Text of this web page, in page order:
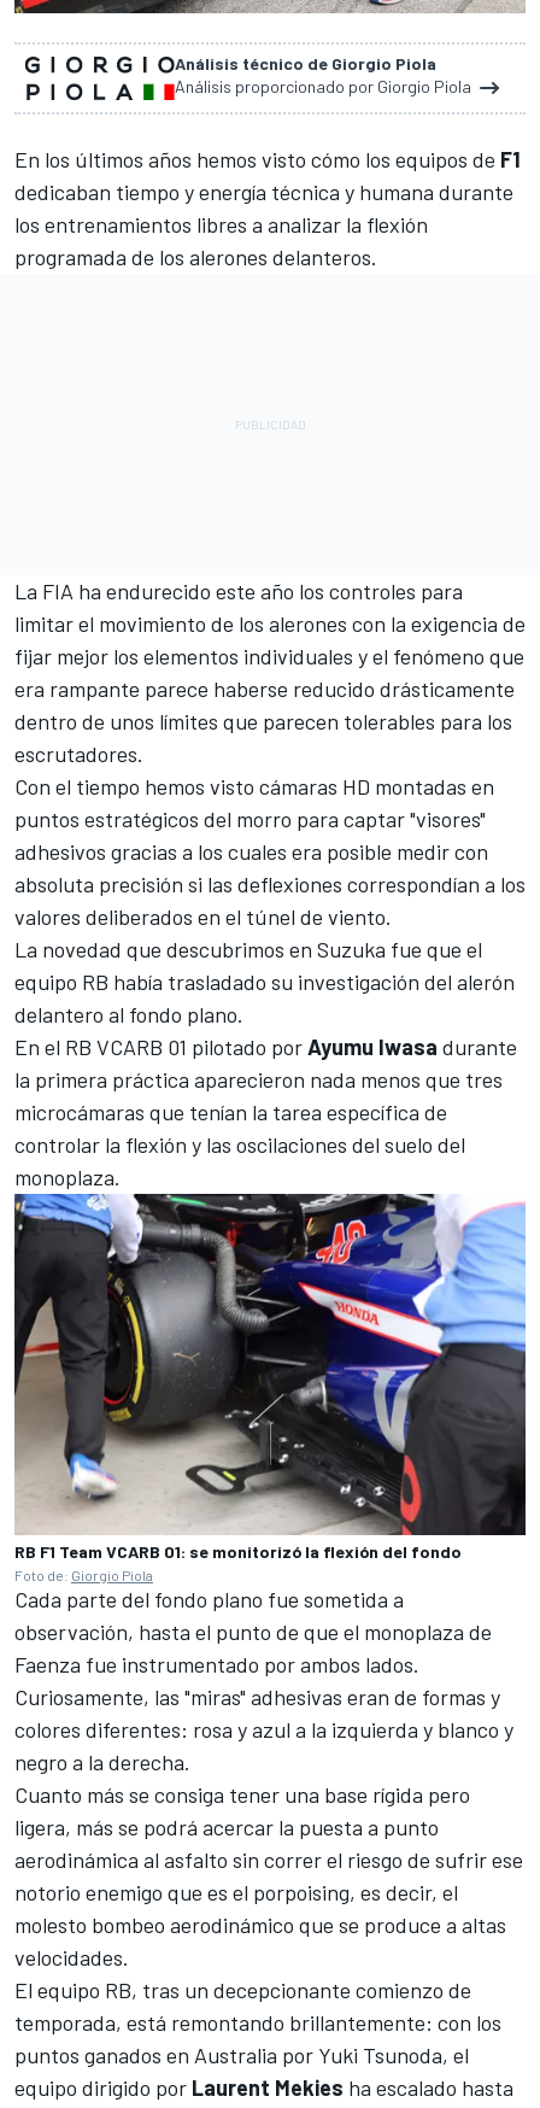
Análisis técnico de Giorgio Piola
Análisis proporcionado por Giorgio Piola
En los últimos años hemos visto cómo los equipos de F1
dedicaban tiempo y energía técnica y humana durante
los entrenamientos libres a analizar la flexión
programada de los alerones delanteros.
La FIA ha endurecido este año los controles para
limitar el movimiento de los alerones con la exigencia de
fijar mejor los elementos individuales y el fenómeno que
era rampante parece haberse reducido drásticamente
dentro de unos límites que parecen tolerables para los
escrutadores.
Con el tiempo hemos visto cámaras HD montadas en
puntos estratégicos del morro para captar "visores"
adhesivos gracias a los cuales era posible medir con
absoluta precisión si las deflexiones correspondían a los
valores deliberados en el túnel de viento.
La novedad que descubrimos en Suzuka fue que el
equipo RB había trasladado su investigación del alerón
delantero al fondo plano.
En el RB VCARB 01 pilotado porAyumu Iwasa durante
la primera práctica aparecieron nada menos que tres
microcámaras que tenían la tarea específica de
controlar la flexión y las oscilaciones del suelo del
monoplaza.
RB F1 Team VCARB 01: se monitorizó la flexión del fondo
Foto de: Giorgio Piola
Cada parte del fondo plano fue sometida a
observación, hasta el punto de que el monoplaza de
Faenza fue instrumentado por ambos lados.
Curiosamente, las "miras" adhesivas eran de formas y
colores diferentes: rosa y azul a la izquierda y blanco y
negro a la derecha.
Cuanto más se consiga tener una base rígida pero
ligera, más se podrá acercar la puesta a punto
aerodinámica al asfalto sin correr el riesgo de sufrir ese
notorio enemigo que es el porpoising, es decir, el
molesto bombeo aerodinámico que se produce a altas
velocidades.
El equipo RB, tras un decepcionante comienzo de
temporada, está remontando brillantemente: con los
puntos ganados en Australia por Yuki Tsunoda, el
equipo dirigido por Laurent Mekies ha escalado hasta